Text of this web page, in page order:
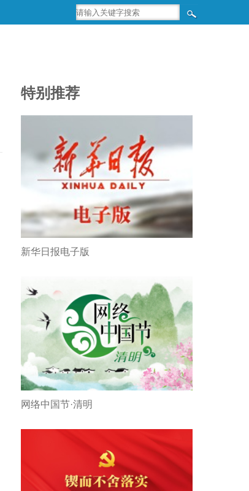
特别推荐
新华日报电子版
网络中国节·清明